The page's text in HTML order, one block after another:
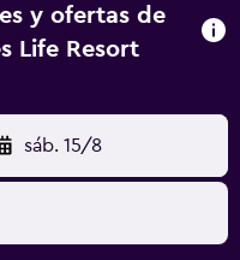
de pantalla plana de 30
Los baños están
para las
y cajas fuertes,
internacionales
Las habitaciones
gratuita y secador de
y ofertas de
Life Resort
sáb. 15/8